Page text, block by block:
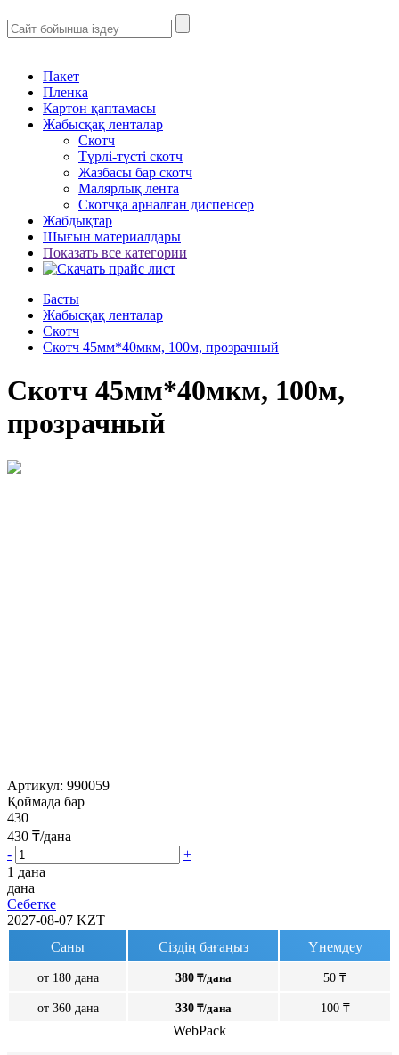
Пакет
Пленка
Картон қаптамасы
Жабысқақ ленталар
Скотч
Түрлі-түсті скотч
Жазбасы бар скотч
Малярлық лента
Скотчқа арналған диспенсер
Жабдықтар
Шығын материалдары
Показать все категории
Басты
Жабысқақ ленталар
Скотч
Скотч 45мм*40мкм, 100м, прозрачный
Скотч 45мм*40мкм, 100м,
прозрачный
Артикул: 990059
Қоймада бар
430
430 ₸/дана
-
+
1 дана
дана
Себетке
2027-08-07 KZT
Саны
Сіздің бағаңыз Үнемдеу
от 180 дана 380₸/дана 50 ₸
от 360 дана 330₸/дана 100 ₸
WebPack